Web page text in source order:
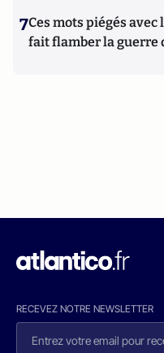
7Ces mots piégés
fait flamber la guerre
RECEVEZ NOTRE NEWSLETTER